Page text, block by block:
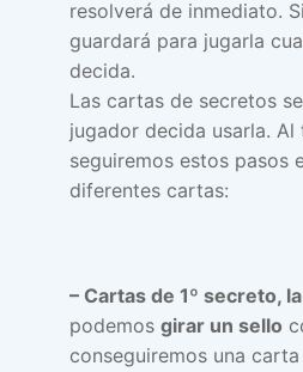
resolverá de inmediato.
guardará para jugarla
decida.
Las cartas de secretos
jugador decida usarla. Al
seguiremos estos pasos
diferentes cartas:
– Cartas de 1º secreto,
podemos girar un sello
conseguiremos una